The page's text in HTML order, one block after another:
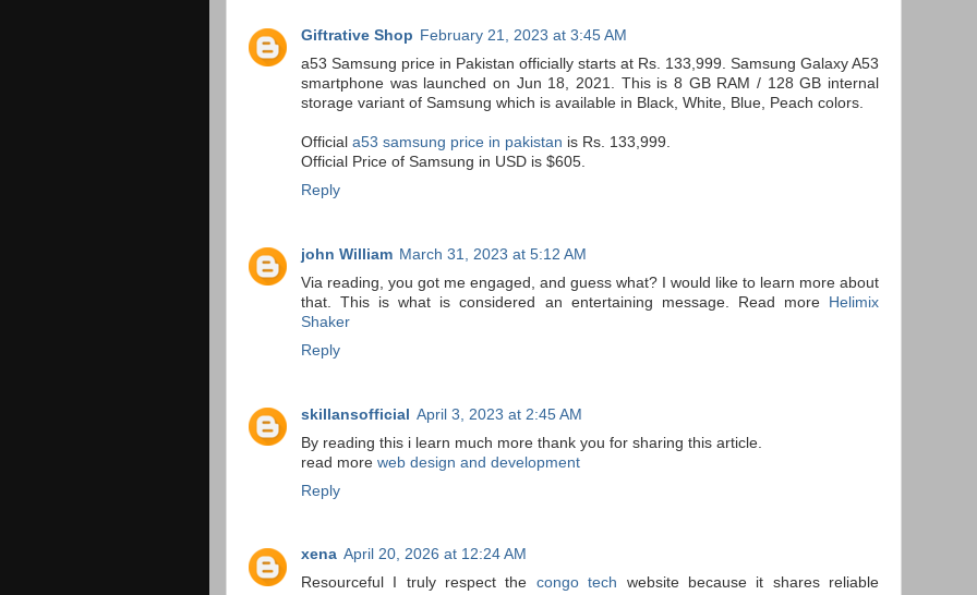
Giftrative Shop February 21, 2023 at 3:45 AM
a53 Samsung price in Pakistan officially starts at Rs. 133,999. Samsung Galaxy A53
smartphone was launched on Jun 18, 2021. This is 8 GB RAM / 128 GB internal
storage variant of Samsung which is available in Black, White, Blue, Peach colors.
Official a53 samsung price in pakistan is Rs. 133,999.
Official Price of Samsung in USD is $605.
Reply
john William March 31, 2023 at 5:12 AM
Via reading, you got me engaged, and guess what? I would like to learn more about
that. This is what is considered an entertaining message. Read more Helimix
Shaker
Reply
skillansofficial April 3, 2023 at 2:45 AM
By reading this i learn much more thank you for sharing this article.
read more web design and development
Reply
xena April 20, 2026 at 12:24 AM
Resourceful I truly respect the congo tech website because it shares reliable